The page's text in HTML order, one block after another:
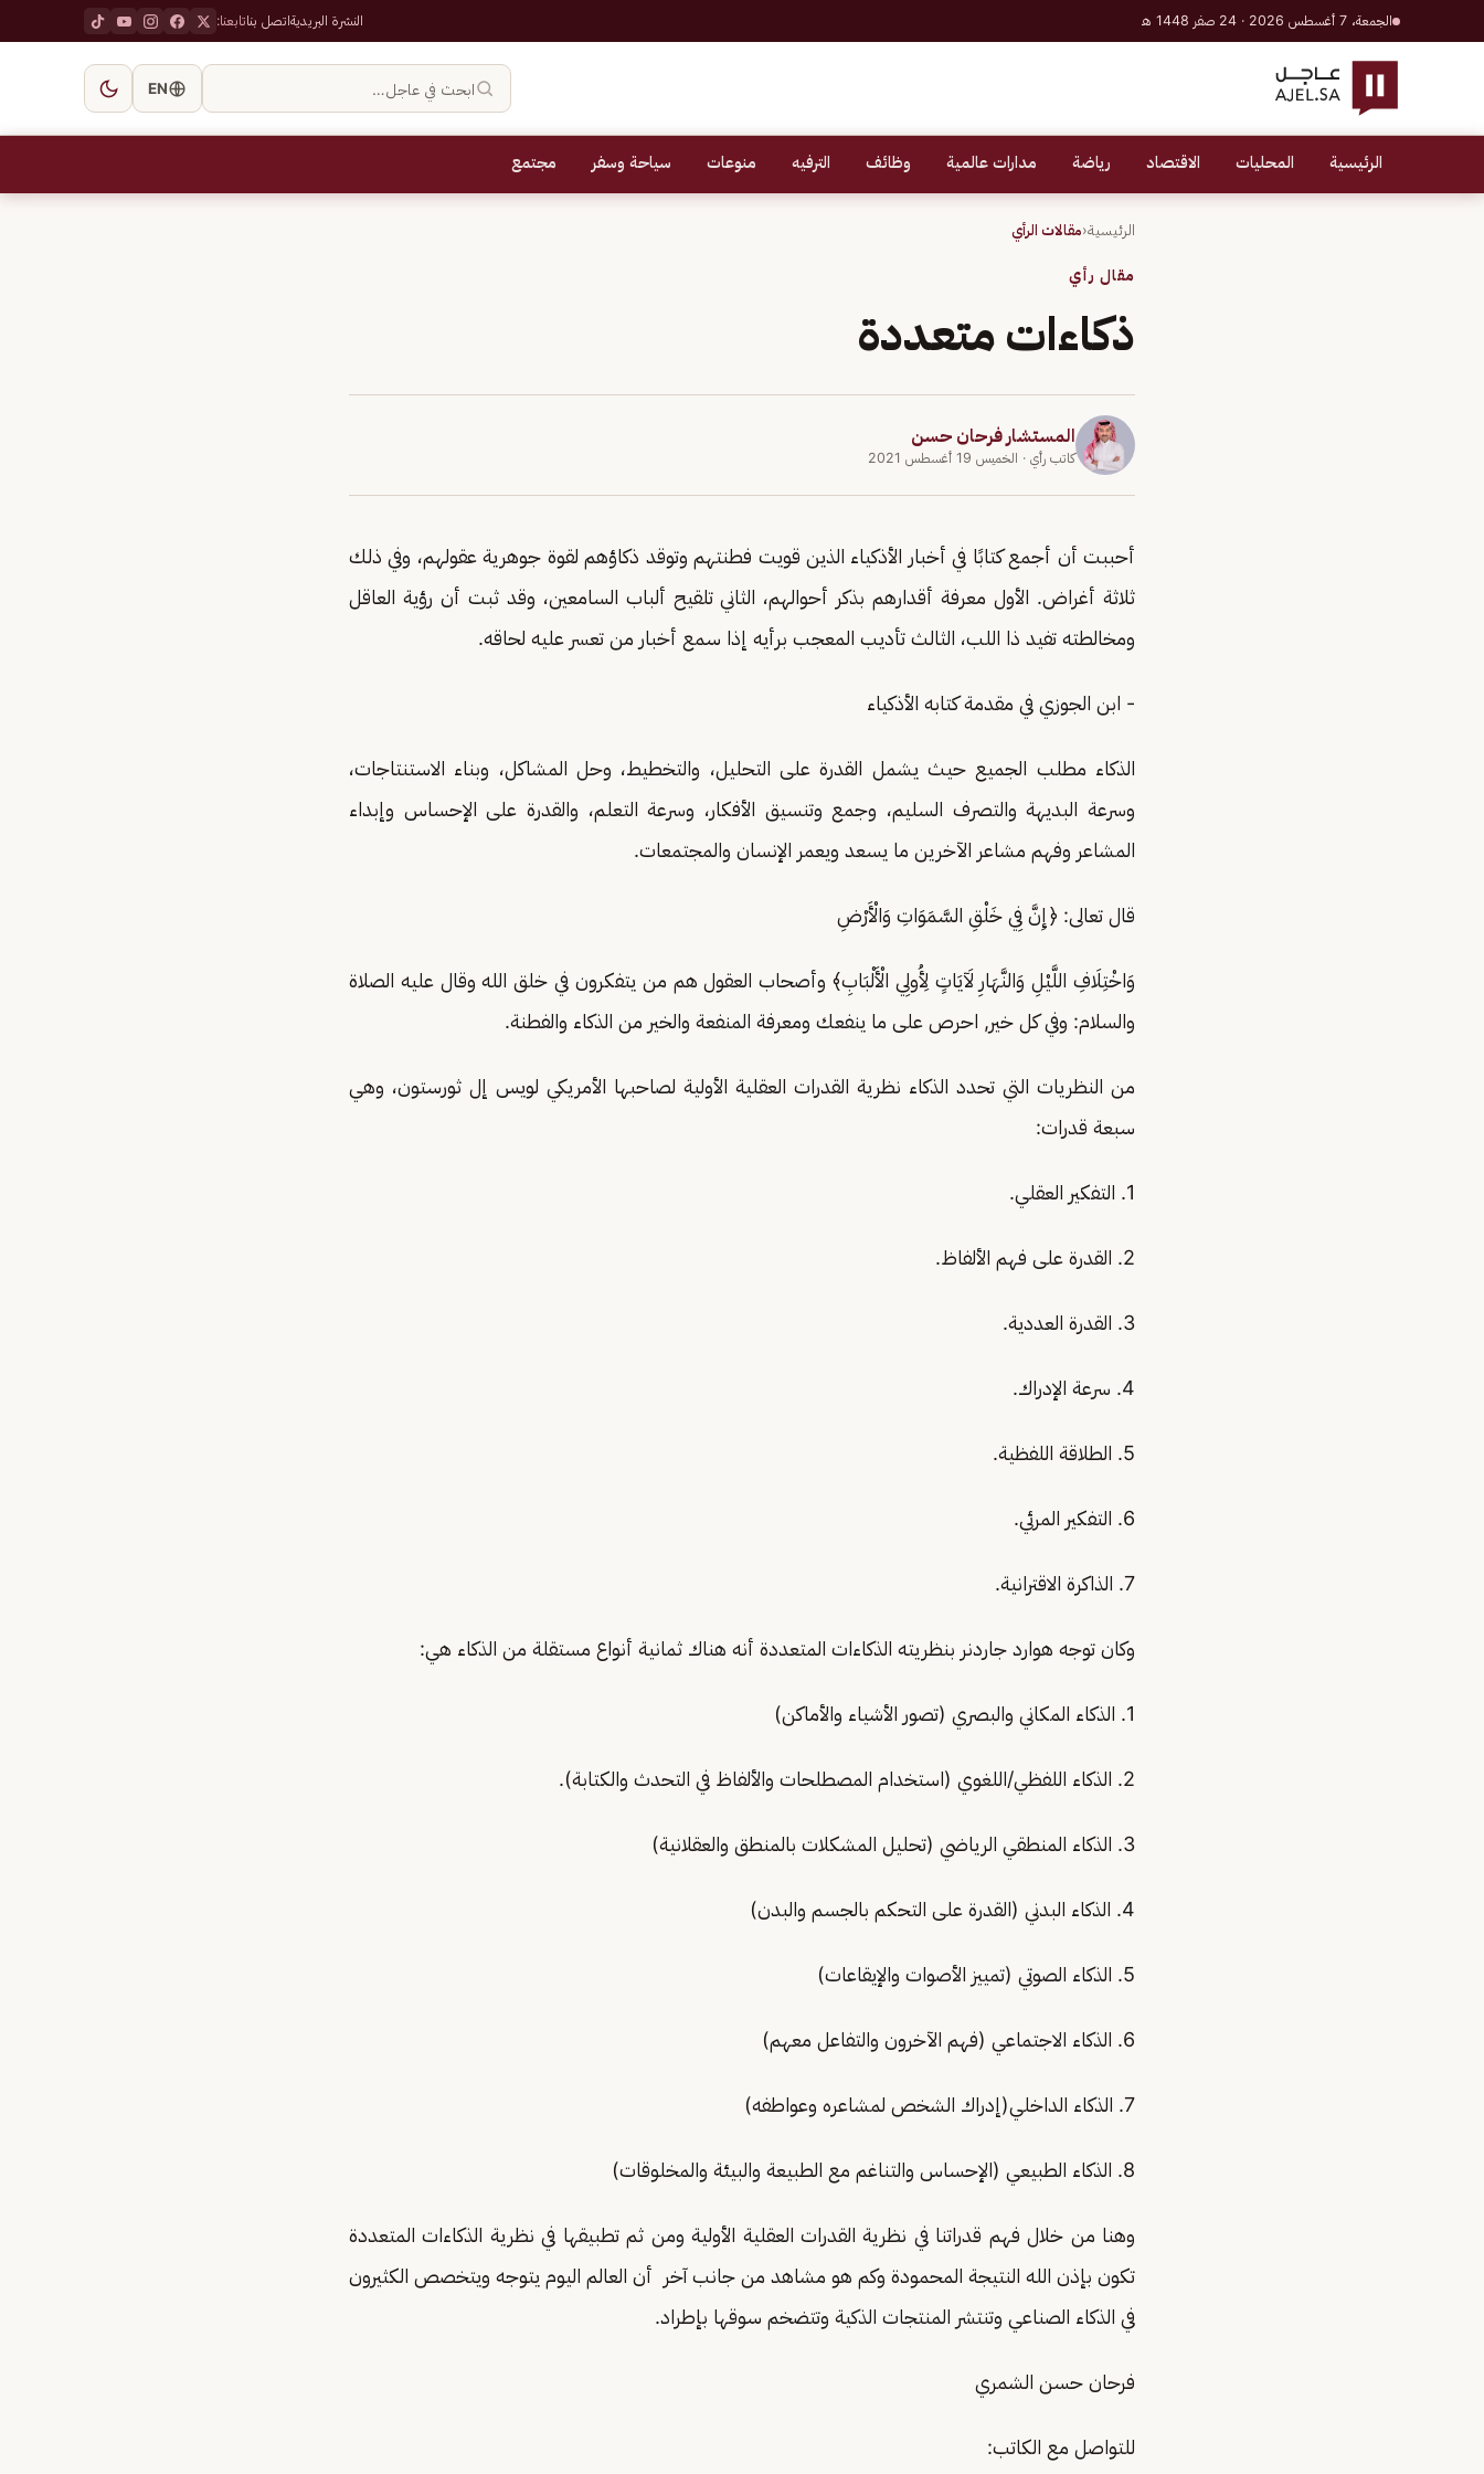
الجمعة، 7 أغسطس 2026 · 24 صفر 1448 هـ النشرة البريديةاتصل بناتابعنا:
ابحث في عاجل… EN
الرئيسية المحليات الاقتصاد رياضة مدارات عالمية وظائف الترفيه منوعات سياحة وسفر مجتمع
الرئيسية‹مقالات الرأي
مقال رأي
ذكاءات متعددة
المستشار فرحان حسن
كاتب رأي · الخميس 19 أغسطس 2021
أحببت أن أجمع كتابًا في أخبار الأذكياء الذين قويت فطنتهم وتوقد ذكاؤهم لقوة جوهرية عقولهم، وفي ذلك
ثلاثة أغراض. الأول معرفة أقدارهم بذكر أحوالهم، الثاني تلقيح ألباب السامعين، وقد ثبت أن رؤية العاقل
ومخالطته تفيد ذا اللب، الثالث تأديب المعجب برأيه إذا سمع أخبار من تعسر عليه لحاقه.
- ابن الجوزي في مقدمة كتابه الأذكياء
الذكاء مطلب الجميع حيث يشمل القدرة على التحليل، والتخطيط، وحل المشاكل، وبناء الاستنتاجات،
وسرعة البديهة والتصرف السليم، وجمع وتنسيق الأفكار، وسرعة التعلم، والقدرة على الإحساس وإبداء
المشاعر وفهم مشاعر الآخرين ما يسعد ويعمر الإنسان والمجتمعات.
قال تعالى: ﴿إِنَّ فِي خَلْقِ السَّمَوَاتِ وَالْأَرْضِ
وَاخْتِلَافِ اللَّيْلِ وَالنَّهَارِ لَآيَاتٍ لِأُولِي الْأَلْبَابِ﴾ وأصحاب العقول هم من يتفكرون في خلق الله وقال عليه الصلاة
والسلام: وفي كل خير, احرص على ما ينفعك ومعرفة المنفعة والخير من الذكاء والفطنة.
من النظريات التي تحدد الذكاء نظرية القدرات العقلية الأولية لصاحبها الأمريكي لويس إل ثورستون، وهي
سبعة قدرات:
1. التفكير العقلي.
2. القدرة على فهم الألفاظ.
3. القدرة العددية.
4. سرعة الإدراك.
5. الطلاقة اللفظية.
6. التفكير المرئي.
7. الذاكرة الاقترانية.
وكان توجه هوارد جاردنر بنظريته الذكاءات المتعددة أنه هناك ثمانية أنواع مستقلة من الذكاء هي:
1. الذكاء المكاني والبصري (تصور الأشياء والأماكن)
2. الذكاء اللفظي/اللغوي (استخدام المصطلحات والألفاظ في التحدث والكتابة).
3. الذكاء المنطقي الرياضي (تحليل المشكلات بالمنطق والعقلانية)
4. الذكاء البدني (القدرة على التحكم بالجسم والبدن)
5. الذكاء الصوتي (تمييز الأصوات والإيقاعات)
6. الذكاء الاجتماعي (فهم الآخرون والتفاعل معهم)
7. الذكاء الداخلي(إدراك الشخص لمشاعره وعواطفه)
8. الذكاء الطبيعي (الإحساس والتناغم مع الطبيعة والبيئة والمخلوقات)
وهنا من خلال فهم قدراتنا في نظرية القدرات العقلية الأولية ومن ثم تطبيقها في نظرية الذكاءات المتعددة
تكون بإذن الله النتيجة المحمودة وكم هو مشاهد من جانب آخر أن العالم اليوم يتوجه ويتخصص الكثيرون
في الذكاء الصناعي وتنتشر المنتجات الذكية وتتضخم سوقها بإطراد.
فرحان حسن الشمري
للتواصل مع الكاتب: